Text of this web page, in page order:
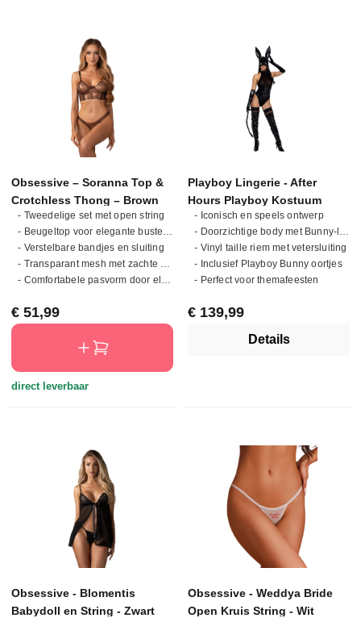
Obsessive – Soranna Top &
Crotchless Thong – Brown
- Tweedelige set met open string
- Beugeltop voor elegante bustevorm
- Verstelbare bandjes en sluiting
- Transparant mesh met zachte glans
- Comfortabele pasvorm door elastisch design
Normale prijs:
€ 51,99
direct leverbaar
Playboy Lingerie - After
Hours Playboy Kostuum
- Iconisch en speels ontwerp
- Doorzichtige body met Bunny-logo
- Vinyl taille riem met vetersluiting
- Inclusief Playboy Bunny oortjes
- Perfect voor themafeesten
Normale prijs:
€ 139,99
Details
Obsessive - Blomentis
Babydoll en String - Zwart
Obsessive - Weddya Bride
Open Kruis String - Wit